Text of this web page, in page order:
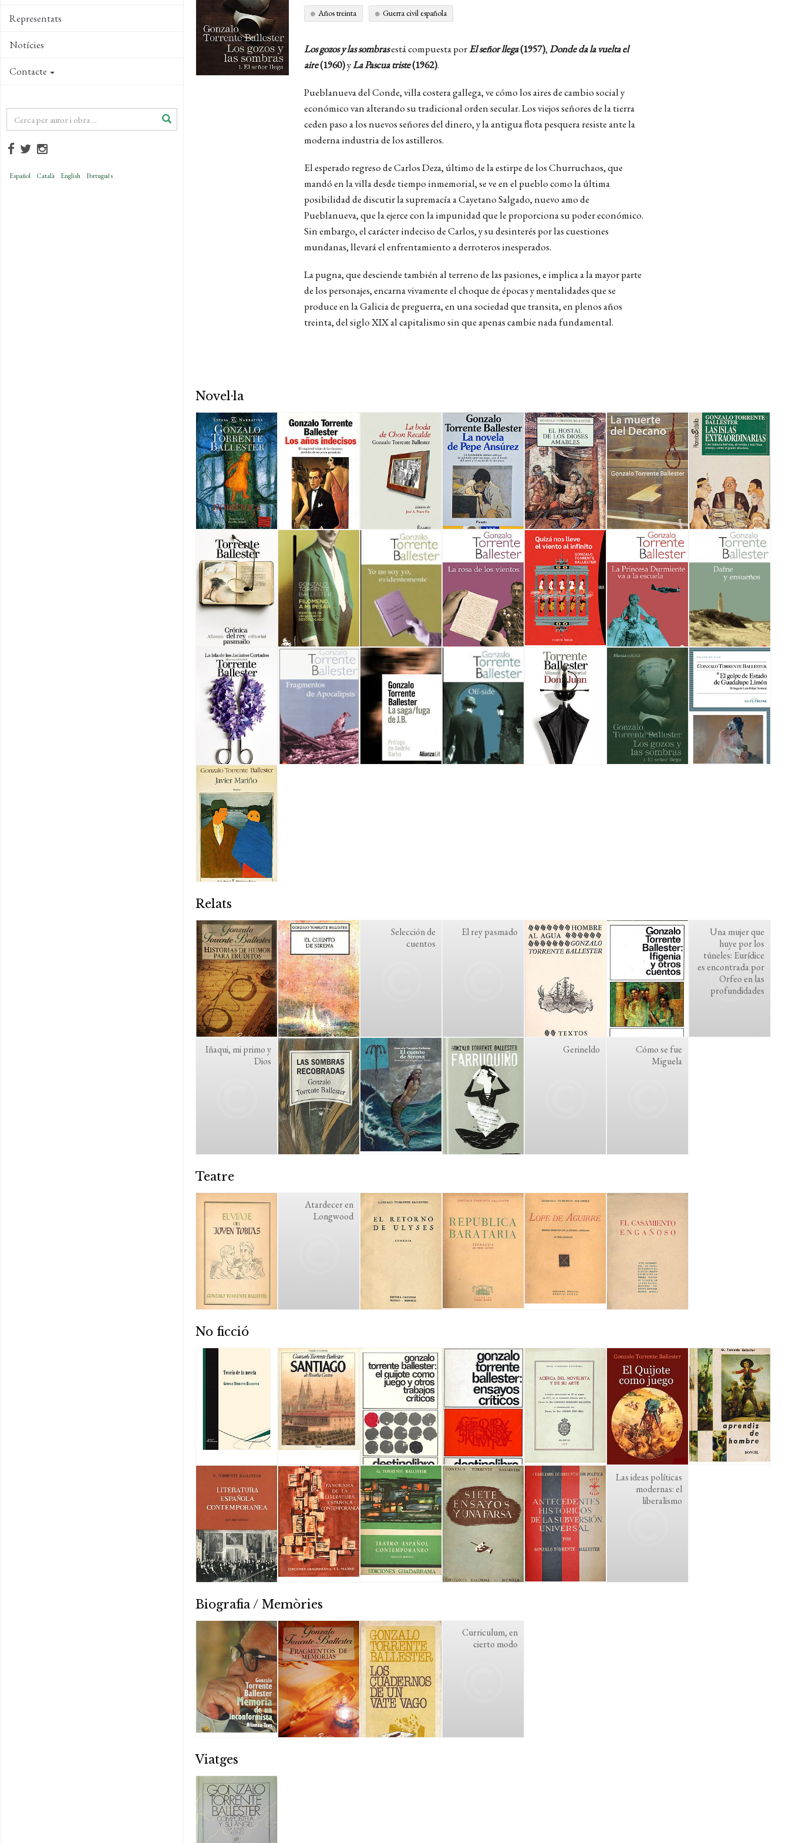
Representats
Notícies
Contacte
Español Català English Português
Años treinta Guerra civil española
Los gozos y las sombrasestá compuesta porEl señor llega(1957),Donde da la vuelta el
aire(1960)yLa Pascua triste(1962).
Pueblanueva del Conde, villa costera gallega, ve cómo los aires de cambio social y
económico van alterando su tradicional orden secular. Los viejos señores de la tierra
ceden paso a los nuevos señores del dinero, y la antigua flota pesquera resiste ante la
moderna industria de los astilleros.
El esperado regreso de Carlos Deza, último de la estirpe de los Churruchaos, que
mandó en la villa desde tiempo inmemorial, se ve en el pueblo como la última
posibilidad de discutir la supremacía a Cayetano Salgado, nuevo amo de
Pueblanueva, que la ejerce con la impunidad que le proporciona su poder económico.
Sin embargo, el carácter indeciso de Carlos, y su desinterés por las cuestiones
mundanas, llevará el enfrentamiento a derroteros inesperados.
La pugna, que desciende también al terreno de las pasiones, e implica a la mayor parte
de los personajes, encarna vivamente el choque de épocas y mentalidades que se
produce en la Galicia de preguerra, en una sociedad que transita, en plenos años
treinta, del siglo XIX al capitalismo sin que apenas cambie nada fundamental.
Novel·la
Relats
Selección de
cuentos
El rey pasmado
Una mujer que
huye por los
túneles: Eurídice
es encontrada por
Orfeo en las
profundidades
Iñaqui, mi primo y
Dios
Gerineldo
Cómo se fue
Miguela
Teatre
Atardecer en
Longwood
No ficció
Las ideas políticas
modernas: el
liberalismo
Biografia / Memòries
Curriculum, en
cierto modo
Viatges